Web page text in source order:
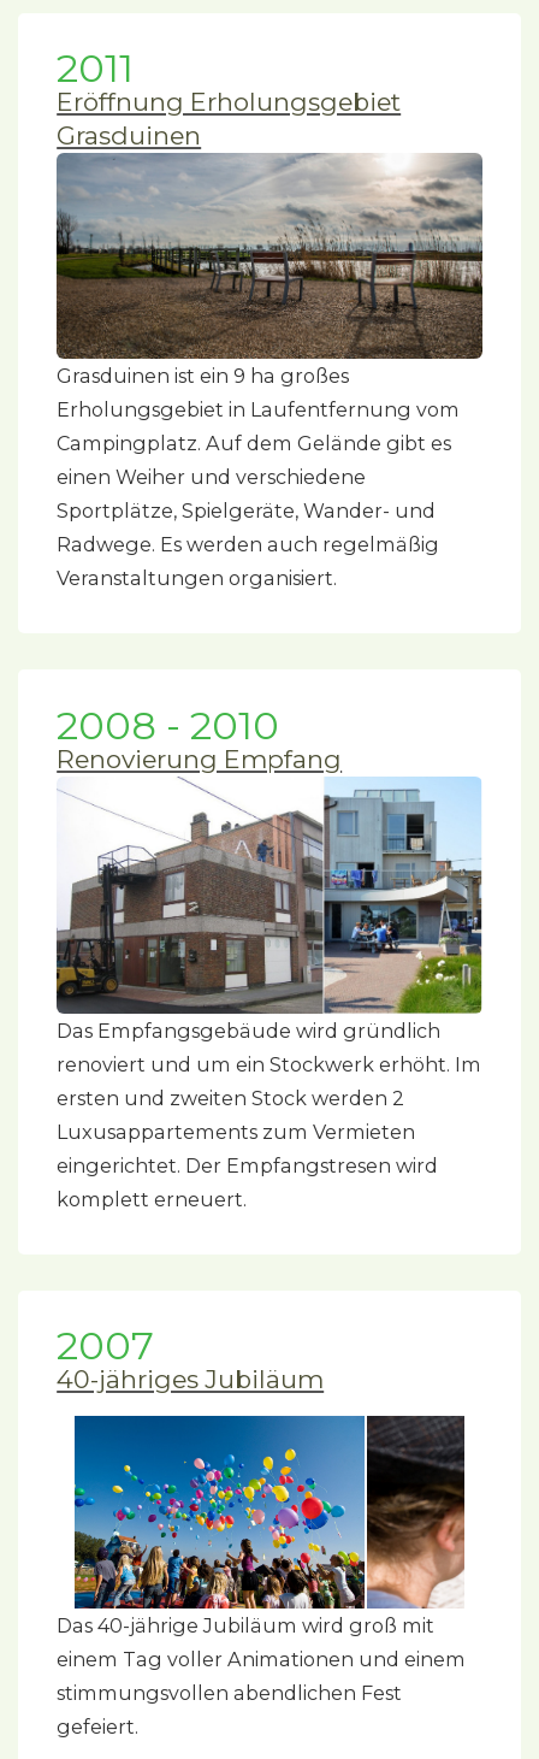
2011
Eröffnung Erholungsgebiet
Grasduinen
Grasduinen ist ein 9 ha großes
Erholungsgebiet in Laufentfernung vom
Campingplatz. Auf dem Gelände gibt es
einen Weiher und verschiedene
Sportplätze, Spielgeräte, Wander- und
Radwege. Es werden auch regelmäßig
Veranstaltungen organisiert.
2008 - 2010
Renovierung Empfang
Das Empfangsgebäude wird gründlich
renoviert und um ein Stockwerk erhöht. Im
ersten und zweiten Stock werden 2
Luxusappartements zum Vermieten
eingerichtet. Der Empfangstresen wird
komplett erneuert.
2007
40-jähriges Jubiläum
Das 40-jährige Jubiläum wird groß mit
einem Tag voller Animationen und einem
stimmungsvollen abendlichen Fest
gefeiert.